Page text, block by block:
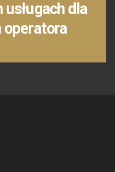
dla
operatora